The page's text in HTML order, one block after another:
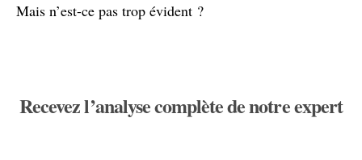
Mais n’est-ce pas trop évident ?
Recevez l’analyse complète de notre expert